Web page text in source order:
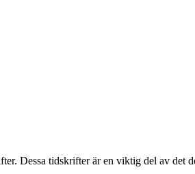
Dessa tidskrifter är en viktig del av det